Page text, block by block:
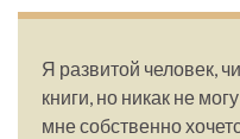
Я развитой человек,
книги, но никак не
мне собственно